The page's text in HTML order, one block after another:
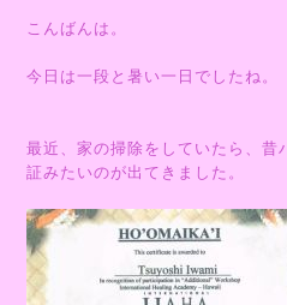
こんばんは。
今日は一段と暑い一日でしたね。
最近、家の掃除をしていたら、昔
証みたいのが出てきました。